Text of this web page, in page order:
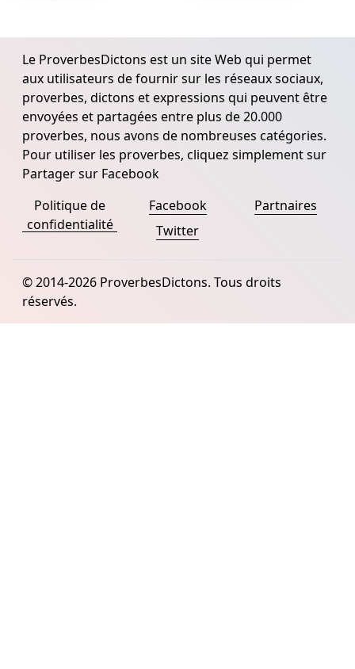
Le ProverbesDictons est un site Web qui permet
aux utilisateurs de fournir sur les réseaux sociaux,
proverbes, dictons et expressions qui peuvent être
envoyées et partagées entre plus de 20.000
proverbes, nous avons de nombreuses catégories.
Pour utiliser les proverbes, cliquez simplement sur
Partager sur Facebook
Politique de
confidentialité
Facebook
Twitter
Partnaires
© 2014-2026 ProverbesDictons. Tous droits
réservés.